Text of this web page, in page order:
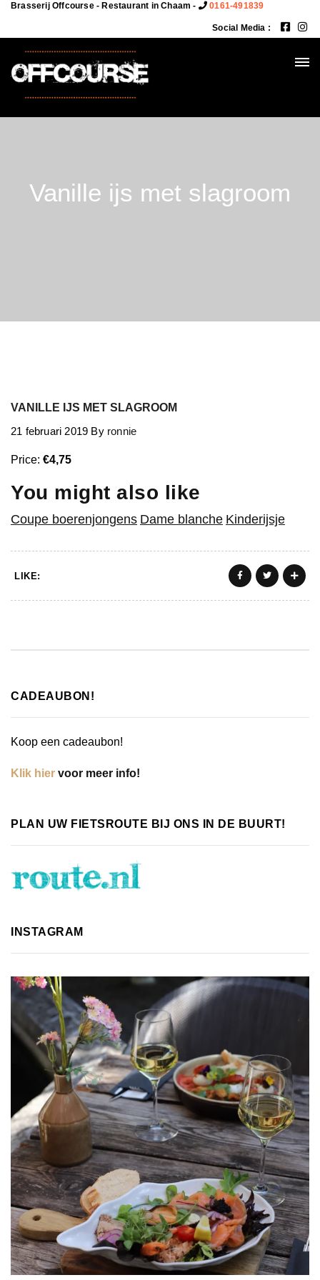
Brasserij Offcourse - Restaurant in Chaam - 0161-491839
Social Media :
Vanille ijs met slagroom
VANILLE IJS MET SLAGROOM
21 februari 2019 By ronnie
Price: €4,75
You might also like
Coupe boerenjongens Dame blanche Kinderijsje
LIKE:
CADEAUBON!
Koop een cadeaubon!
Klik hier voor meer info!
PLAN UW FIETSROUTE BIJ ONS IN DE BUURT!
INSTAGRAM